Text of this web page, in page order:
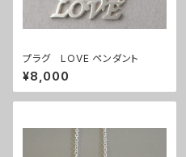
プラグ LOVE ペンダント
¥8,000